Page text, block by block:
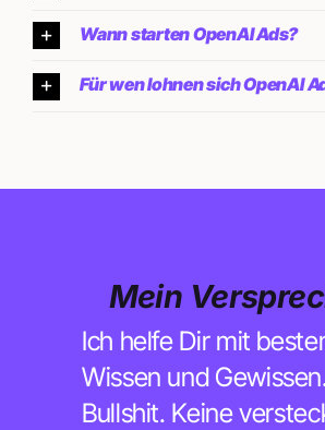
Wann starten OpenAI Ads?
Für wen lohnen sich OpenAI
Mein
Ich helfe Dir mit
Wissen und
Bullshit. Keine